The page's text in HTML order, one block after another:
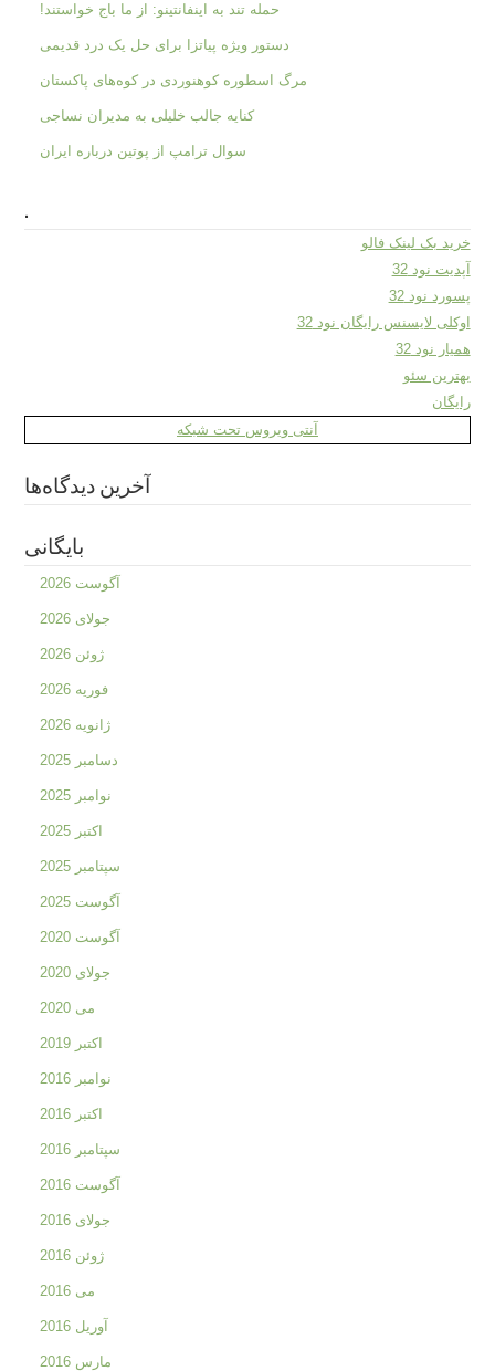
حمله تند به اینفانتینو: از ما باج خواستند!
دستور ویژه پیاتزا برای حل یک درد قدیمی
مرگ اسطوره کوهنوردی در کوه‌های پاکستان
کنایه جالب خلیلی به مدیران نساجی
سوال ترامپ از پوتین درباره ایران
.
خرید بک لینک فالو
آپدیت نود 32
پسورد نود 32
اوکلی لایسنس رایگان نود 32
همیار نود 32
بهترین سئو
رایگان
آنتی ویروس تحت شبکه
آخرین دیدگاه‌ها
بایگانی
آگوست 2026
جولای 2026
ژوئن 2026
فوریه 2026
ژانویه 2026
دسامبر 2025
نوامبر 2025
اکتبر 2025
سپتامبر 2025
آگوست 2025
آگوست 2020
جولای 2020
می 2020
اکتبر 2019
نوامبر 2016
اکتبر 2016
سپتامبر 2016
آگوست 2016
جولای 2016
ژوئن 2016
می 2016
آوریل 2016
مارس 2016